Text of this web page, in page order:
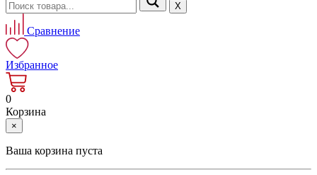
Х
Сравнение
Избранное
0
Корзина
×
Ваша корзина пуста